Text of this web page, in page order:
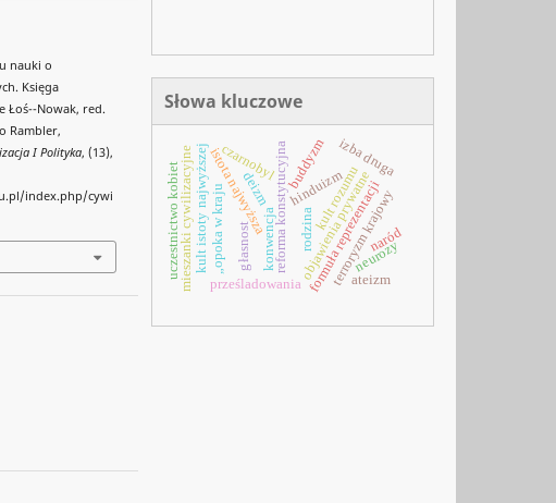
nauki o
Księga
Łoś--Nowak, red.
Rambler,
I Polityka, (13),
index.php/cywi
Słowa kluczowe
rodzina
reforma konstytucyjna
istota najwyższa
kult istoty najwyższej kult rozumu
formuła reprezentacji
izba druga
prześladowania
hinduizm
buddyzm
terroryzm krajowy
czarnobyl
konwencja
deizm
głasnost
mieszanki cywilizacyjne neurozy
objawienia prywatne
ateizm
uczestnictwo kobiet naród
„opoka w kraju